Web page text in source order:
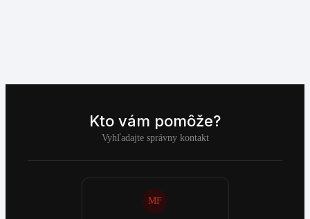
Kto vám pomôže?
Vyhľadajte správny kontakt
MF